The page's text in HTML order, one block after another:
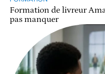
Formation de livreur
pas manquer